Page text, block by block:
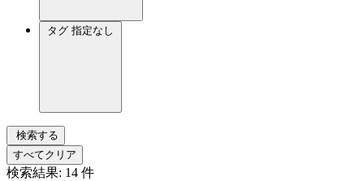
タグ 指定なし
検索する
すべてクリア
検索結果: 14 件